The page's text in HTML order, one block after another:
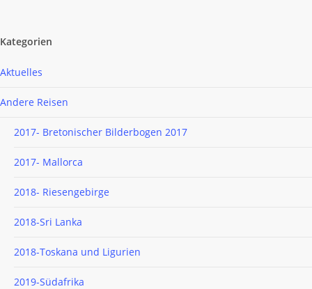
Kategorien
Aktuelles
Andere Reisen
2017- Bretonischer Bilderbogen 2017
2017- Mallorca
2018- Riesengebirge
2018-Sri Lanka
2018-Toskana und Ligurien
2019-Südafrika